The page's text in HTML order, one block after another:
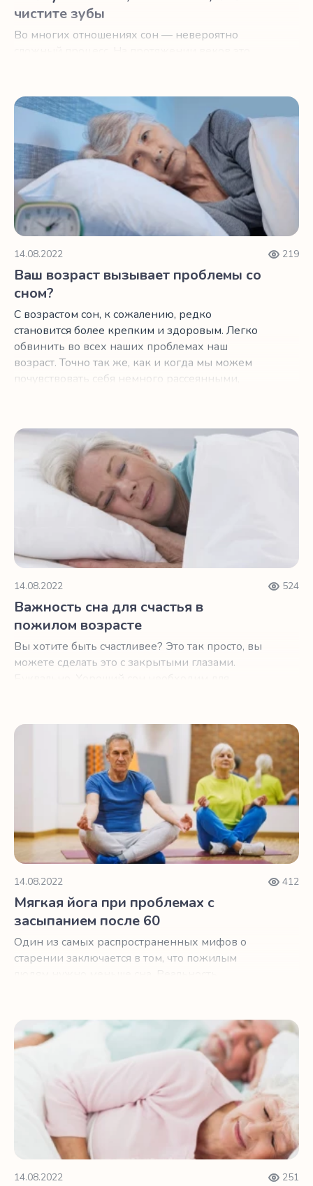
чистите зубы
Во многих отношениях сон — невероятно
Ваш возраст вызывает проблемы со сном?
14.08.2022 219
Ваш возраст вызывает проблемы со
сном?
С возрастом сон, к сожалению, редко
становится более крепким и здоровым. Легко
обвинить во всех наших проблемах наш
возраст. Точно так же, как и когда мы можем
почувствовать себя немного рассеянными,
Важность сна для счастья в пожилом возрасте
14.08.2022 524
Важность сна для счастья в
пожилом возрасте
Вы хотите быть счастливее? Это так просто, вы
можете сделать это с закрытыми глазами.
Мягкая йога при проблемах с засыпанием после 60
14.08.2022 412
Мягкая йога при проблемах с
засыпанием после 60
Один из самых распространенных мифов о
старении заключается в том, что пожилым
Как лучше спать после 60, используя солнечный свет
14.08.2022 251